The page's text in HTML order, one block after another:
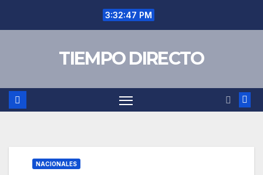
3:32:47 PM
TIEMPO DIRECTO
NACIONALES